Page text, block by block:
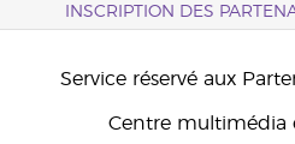
INSCRIPTION DES
Service réservé aux
Centre multimédia